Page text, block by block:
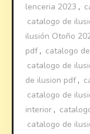
lenceria 2023 ,
catalogo de
ilusión Otoño
pdf , catalogo
catalogo de
de ilusion pdf ,
catalogo de
interior ,
catalogo de